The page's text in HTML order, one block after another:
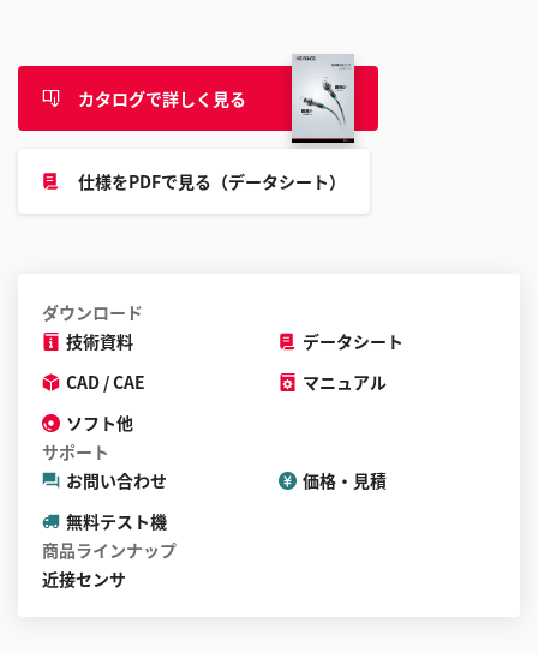
カタログで詳しく見る
仕様をPDFで見る（データシート）
ダウンロード
技術資料
データシート
CAD / CAE
マニュアル
ソフト他
サポート
お問い合わせ
価格・見積
無料テスト機
商品ラインナップ
近接センサ